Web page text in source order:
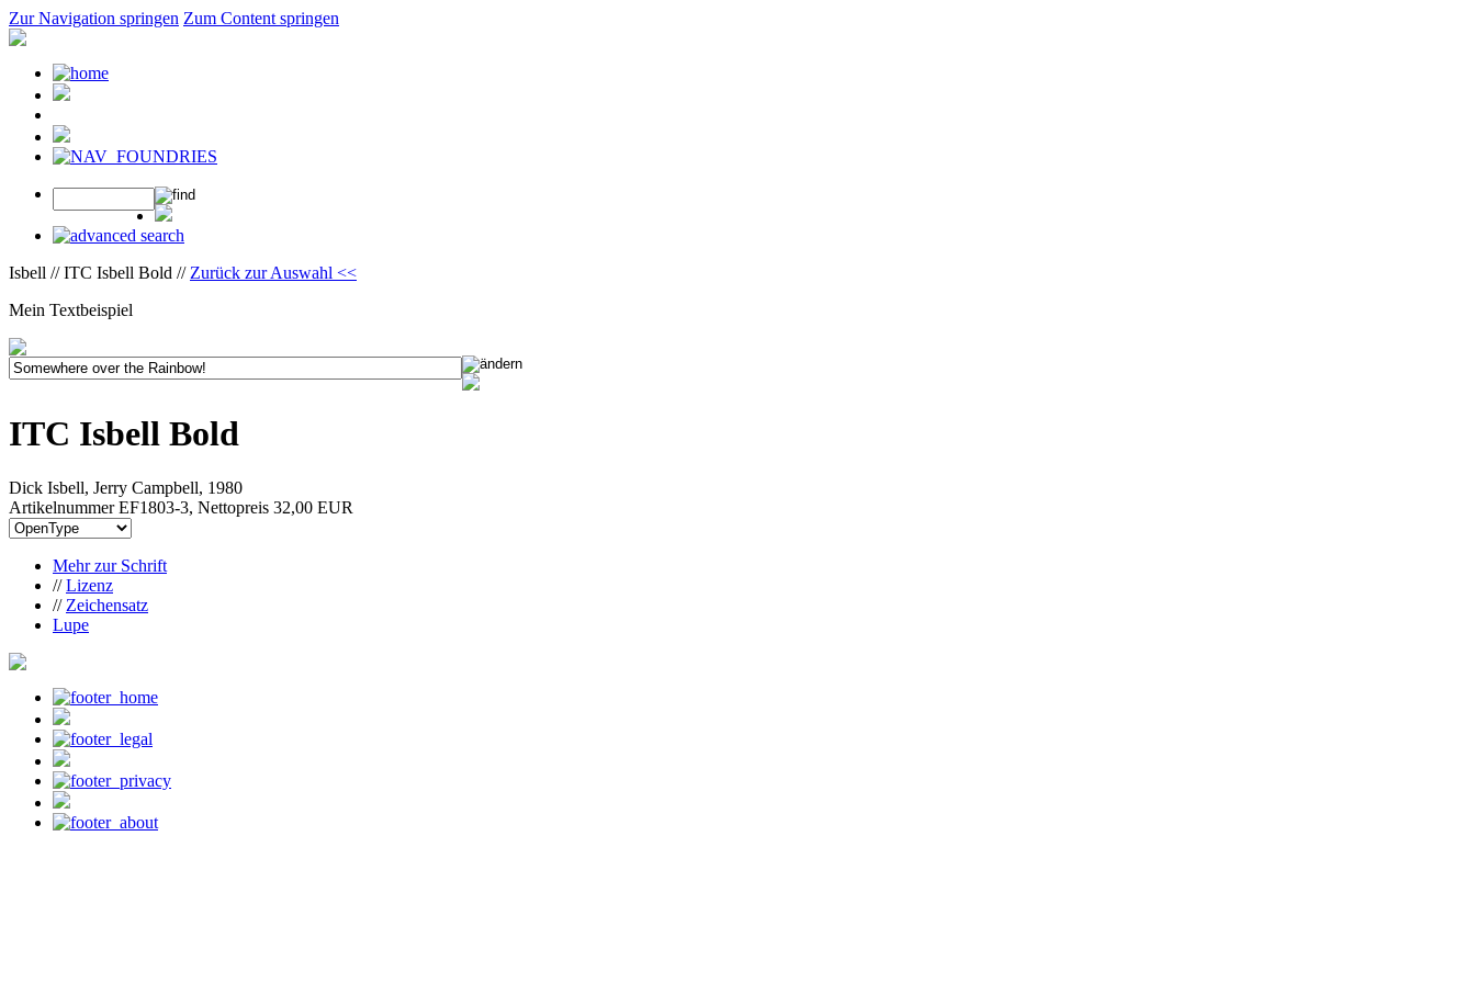
Zur Navigation springen Zum Content springen
Isbell // ITC Isbell Bold // Zurück zur Auswahl <<
Mein Textbeispiel
ITC Isbell Bold
Dick Isbell, Jerry Campbell, 1980
Artikelnummer EF1803-3, Nettopreis 32,00 EUR
Mehr zur Schrift
//Lizenz
// Zeichensatz
Lupe